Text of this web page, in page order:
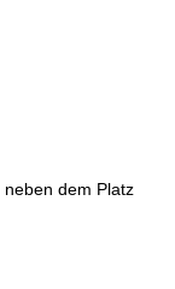
dem Platz